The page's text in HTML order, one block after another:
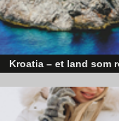
Kroatia – et land som
sider enn det